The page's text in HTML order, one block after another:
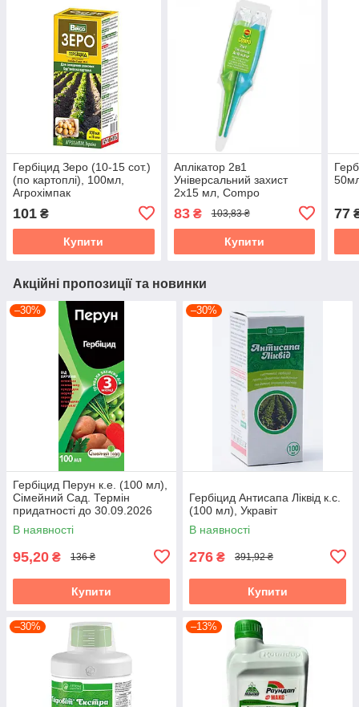
Гербіцид Зеро (10-15 сот.)
(по картоплі), 100мл,
Агрохімпак
101 ₴
Купити
Аплікатор 2в1
Універсальний захист
2х15 мл, Compo
83₴ 103,83 ₴
Купити
77
Акційні пропозиції та новинки
–30%
Гербіцид Перун к.е. (100 мл),
Сімейний Сад. Термін
придатності до 30.09.2026
В наявності
95,20 ₴ 136 ₴
Купити
–30%
Гербіцид Антисапа Ліквід к.с.
(100 мл), Укравіт
В наявності
276 ₴ 391,92 ₴
Купити
–30% –13%